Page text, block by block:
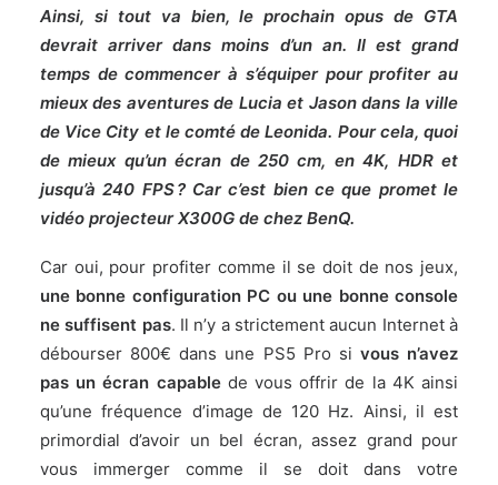
Ainsi, si tout va bien, le prochain opus de GTA
devrait arriver dans moins d’un an. Il est grand
temps de commencer à s’équiper pour profiter au
mieux des aventures de Lucia et Jason dans la ville
de Vice City et le comté de Leonida. Pour cela, quoi
de mieux qu’un écran de 250 cm, en 4K, HDR et
jusqu’à 240 FPS ? Car c’est bien ce que promet le
vidéo projecteur X300G de chez BenQ.
Car oui, pour profiter comme il se doit de nos jeux,
une bonne configuration PC ou une bonne console
ne suffisent pas. Il n’y a strictement aucun Internet à
débourser 800€ dans une PS5 Pro si vous n’avez
pas un écran capablede vous offrir de la 4K ainsi
qu’une fréquence d’image de 120 Hz. Ainsi, il est
primordial d’avoir un bel écran, assez grand pour
vous immerger comme il se doit dans votre